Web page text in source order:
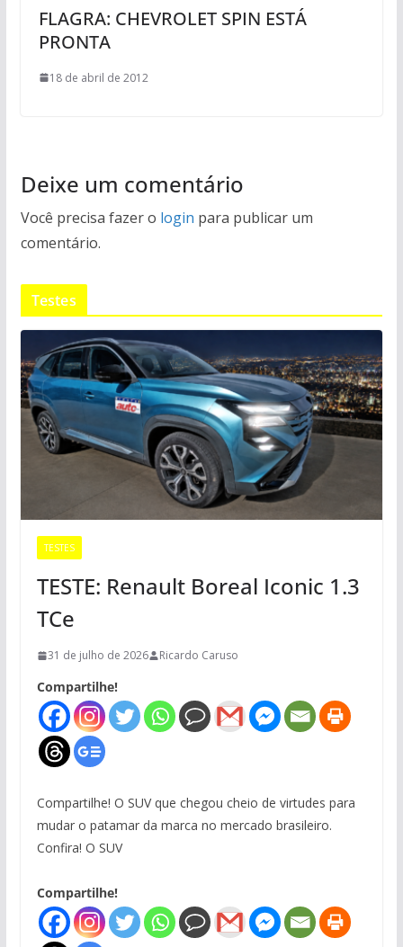
FLAGRA: CHEVROLET SPIN ESTÁ
PRONTA
18 de abril de 2012
Deixe um comentário
Você precisa fazer o login para publicar um
comentário.
Testes
TESTES
TESTE: Renault Boreal Iconic 1.3
TCe
31 de julho de 2026 Ricardo Caruso
Compartilhe!
Compartilhe! O SUV que chegou cheio de virtudes para
mudar o patamar da marca no mercado brasileiro.
Confira! O SUV
Compartilhe!